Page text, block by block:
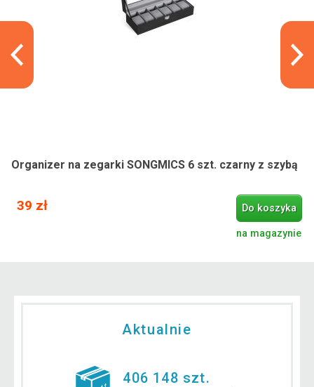
Organizer na zegarki SONGMICS 6 szt. czarny z szybą
39 zł Do koszyka
na magazynie
Aktualnie
406 148 szt.